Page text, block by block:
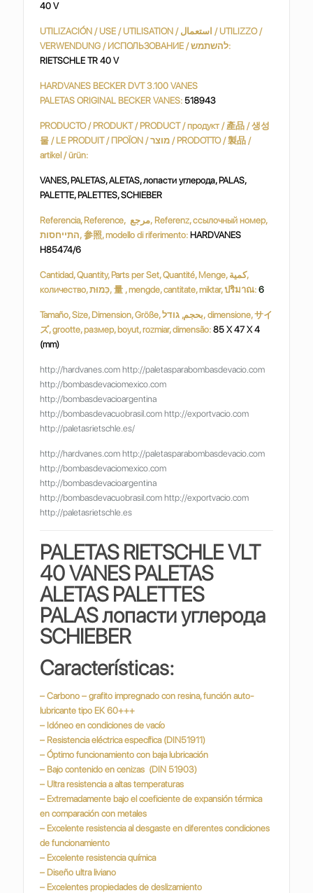
40 V
UTILIZACIÓN / USE / UTILISATION / استعمال / UTILIZZO /
VERWENDUNG / ИСПОЛЬЗОВАНИЕ / להשתמש:
RIETSCHLE TR 40 V
HARDVANES BECKER DVT 3.100 VANES
PALETAS ORIGINAL BECKER VANES: 518943
PRODUCTO / PRODUKT / PRODUCT / продукт / 產品 / 생성
물 / LE PRODUIT / ΠΡΟΪΟΝ / מוצר / PRODOTTO / 製品 /
artikel / ürün:
VANES, PALETAS, ALETAS, лопасти углерода, PALAS,
PALETTE, PALETTES, SCHIEBER
Referencia, Reference, مرجع, Referenz, ссылочный номер,
התייחסות, 参照, modello di riferimento: HARDVANES
H85474/6
Cantidad, Quantity, Parts per Set, Quantité, Menge, كمية,
количество, כַּמוּת, 量 , mengde, cantitate, miktar, ปริมาณ: 6
Tamaño, Size, Dimension, Größe, بحجم, גודל, dimensione, サイ
ズ, grootte, размер, boyut, rozmiar, dimensão:85 X 47 X 4
(mm)
http://hardvanes.com http://paletasparabombasdevacio.com
http://bombasdevaciomexico.com
http://bombasdevacioargentina
http://bombasdevacuobrasil.com http://exportvacio.com
http://paletasrietschle.es/
http://hardvanes.com http://paletasparabombasdevacio.com
http://bombasdevaciomexico.com
http://bombasdevacioargentina
http://bombasdevacuobrasil.com http://exportvacio.com
http://paletasrietschle.es
PALETAS RIETSCHLE VLT
40 VANES PALETAS
ALETAS PALETTES
PALASлопасти углерода
SCHIEBER
Características:
– Carbono – grafito impregnado con resina, función auto-
lubricante tipo EK 60+++
– Idóneo en condiciones de vacío
– Resistencia eléctrica específica (DIN51911)
– Óptimo funcionamiento con baja lubricación
– Bajo contenido en cenizas (DIN 51903)
– Ultra resistencia a altas temperaturas
– Extremadamente bajo el coeficiente de expansión térmica
en comparación con metales
– Excelente resistencia al desgaste en diferentes condiciones
de funcionamiento
– Excelente resistencia química
– Diseño ultra liviano
– Excelentes propiedades de deslizamiento